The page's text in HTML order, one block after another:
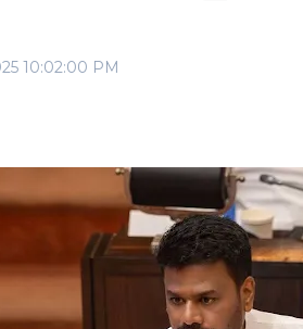
10:02:00 PM